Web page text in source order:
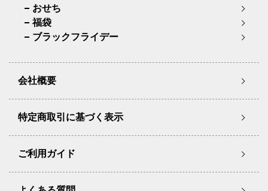
おせち
福袋
ブラックフライデー
会社概要
特定商取引に基づく表示
ご利用ガイド